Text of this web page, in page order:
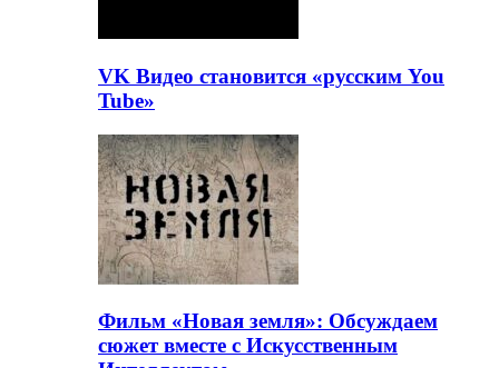
VK Видео становится «русским You
Tube»
Фильм «Новая земля»: Обсуждаем
сюжет вместе с Искусственным